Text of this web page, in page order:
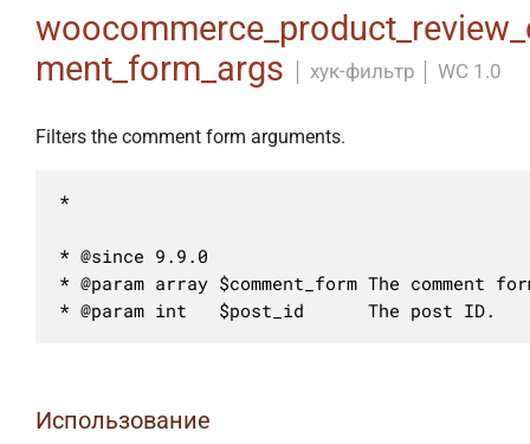
ment_form_args
хук-фильтр WC 1.0
Filters the comment form arguments.
*
* @since 9.9.0
* @param array $comment_form The comment
Использование